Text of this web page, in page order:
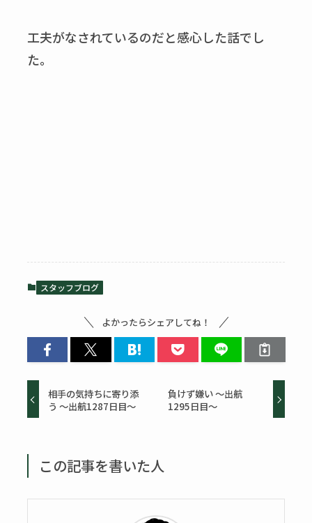
工夫がなされているのだと感心した話でし
た。
スタッフブログ
よかったらシェアしてね！
相手の気持ちに寄り添
う ～出航1287日目～
負けず嫌い ～出航
1295日目～
この記事を書いた人